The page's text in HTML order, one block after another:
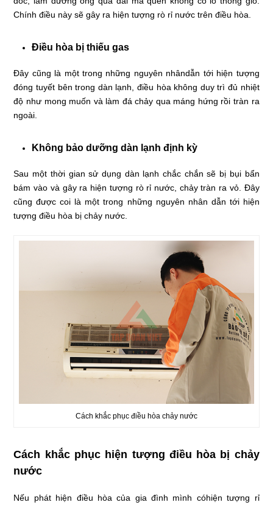
Chính điều này sẽ gây ra hiện tượng rò rỉ nước trên điều hòa.
Điều hòa bị thiếu gas
Đây cũng là một trong những nguyên nhândẫn tới hiện tượng
đóng tuyết bên trong dàn lạnh, điều hòa không duy trì đủ nhiệt
độ như mong muốn và làm đá chảy qua máng hứng rồi tràn ra
ngoài.
Không bảo dưỡng dàn lạnh định kỳ
Sau một thời gian sử dụng dàn lạnh chắc chắn sẽ bị bụi bẩn
bám vào và gây ra hiện tượng rò rỉ nước, chảy tràn ra vỏ. Đây
cũng được coi là một trong những nguyên nhân dẫn tới hiện
tượng điều hòa bị chảy nước.
Cách khắc phục điều hòa chảy nước
Cách khắc phục hiện tượng điều hòa bị chảy
nước
Nếu phát hiện điều hòa của gia đình mình cóhiện tượng rỉ